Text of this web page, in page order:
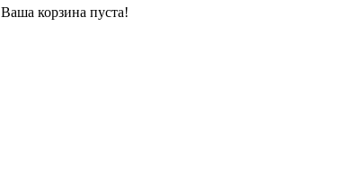
Ваша корзина пуста!